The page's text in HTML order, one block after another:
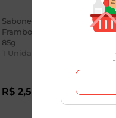
Sabonete de Maçã e
Framboesa Flor de Ypê
85g
1 Unidade
R$ 2,59